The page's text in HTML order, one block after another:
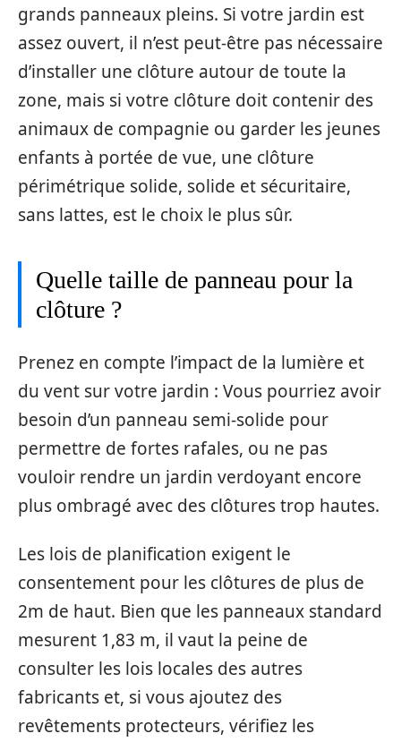
grands panneaux pleins. Si votre jardin est
assez ouvert, il n’est peut-être pas nécessaire
d’installer une clôture autour de toute la
zone, mais si votre clôture doit contenir des
animaux de compagnie ou garder les jeunes
enfants à portée de vue, une clôture
périmétrique solide, solide et sécuritaire,
sans lattes, est le choix le plus sûr.
Quelle taille de panneau pour la
clôture ?
Prenez en compte l’impact de la lumière et
du vent sur votre jardin : Vous pourriez avoir
besoin d’un panneau semi-solide pour
permettre de fortes rafales, ou ne pas
vouloir rendre un jardin verdoyant encore
plus ombragé avec des clôtures trop hautes.
Les lois de planification exigent le
consentement pour les clôtures de plus de
2m de haut. Bien que les panneaux standard
mesurent 1,83 m, il vaut la peine de
consulter les lois locales des autres
fabricants et, si vous ajoutez des
revêtements protecteurs, vérifiez les